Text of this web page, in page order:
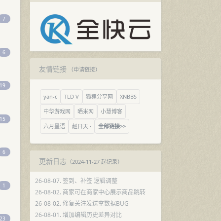
7
6
19
15
6
1
23
友情链接（申请链接）
yan-c TLD V 狐狸分享网
XNBBS
中华游戏网
晒米网
小慧博客
六月墨语
赵日天 · 全部链接>>
更新日志 （2024-11-27 起记录）
26-08-07. 签到、补签 逻辑调整
26-08-02. 商家可在商家中心展示商品跳转
26-08-02. 修复关注发送空数据BUG
26-08-01. 增加编辑历史差异对比